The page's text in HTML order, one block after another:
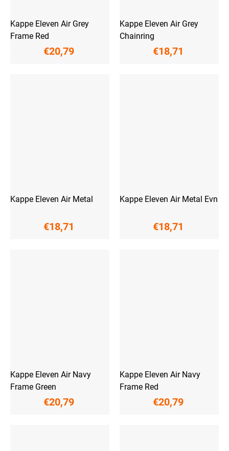
Kappe Eleven Air Grey
Frame Red
€20,79
Kappe Eleven Air Grey
Chainring
€18,71
Kappe Eleven Air Metal
€18,71
Kappe Eleven Air Metal Evn
€18,71
Kappe Eleven Air Navy
Frame Green
€20,79
Kappe Eleven Air Navy
Frame Red
€20,79